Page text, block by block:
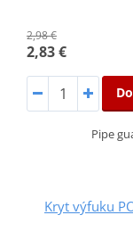
2,98 €
2,83 €
Pipe
Kryt výfuku